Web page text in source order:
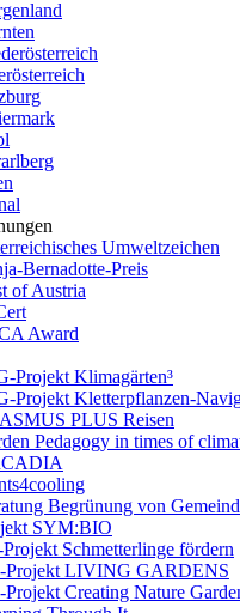
Umweltzeichen
Bernadotte-Preis
of Austria
Award
Projekt Klimagärten³
Projekt Kletterpflanzen-
PLUS Reisen
Pedagogy in times of
Begrünung von
SYM:BIO
Schmetterlinge fördern
Projekt LIVING GARDENS
Creating Nature